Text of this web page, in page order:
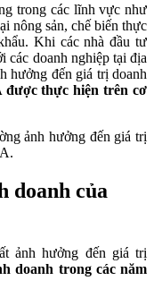
trong các lĩnh vực như
nông sản, chế biến thực
Khi các nhà đầu tư
các doanh nghiệp tại địa
hưởng đến giá trị doanh
được thực hiện trên cơ
ảnh hưởng đến giá trị
doanh của
ảnh hưởng đến giá trị
doanh trong các năm